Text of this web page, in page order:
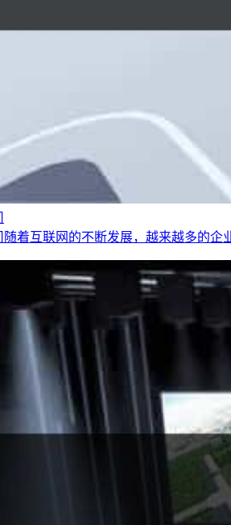
着互联网的不断发展，越来越多的